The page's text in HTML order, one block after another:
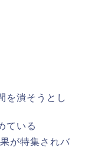
を潰そうとし
ている
が特集されバ